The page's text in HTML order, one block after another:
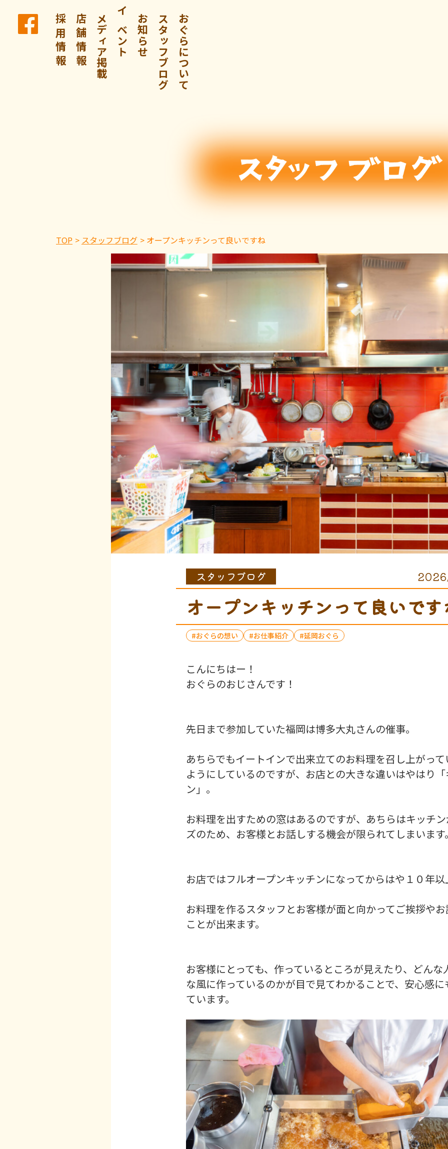
採 用 情 報店 舗 情 報メディア掲載 イベント お知らせ スタッフブログおぐらについて
TOP スタッフブログ オープンキッチンって良いですね
スタッフブログ
オープンキッチンって良いで
おぐらの想い お仕事紹介 延岡おぐら
こんにちはー！
おぐらのおじさんです！
先日まで参加していた福岡は博多大丸さんの催事。
あちらでもイートインで出来立てのお料理を召し上がっ
ようにしているのですが、お店との大きな違いはやはり
ン」。
お料理を出すための窓はあるのですが、あちらはキッチ
ズのため、お客様とお話しする機会が限られてしまいます
お店ではフルオープンキッチンになってからはや１０年
お料理を作るスタッフとお客様が面と向かってご挨拶や
ことが出来ます。
お客様にとっても、作っているところが見えたり、どんな
な風に作っているのかが目で見てわかることで、安心感
ています。